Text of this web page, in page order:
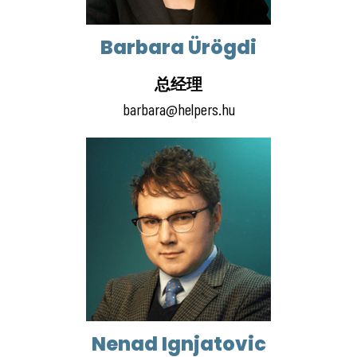
Barbara Ürögdi
总经理
barbara@helpers.hu
Nenad Ignjatovic